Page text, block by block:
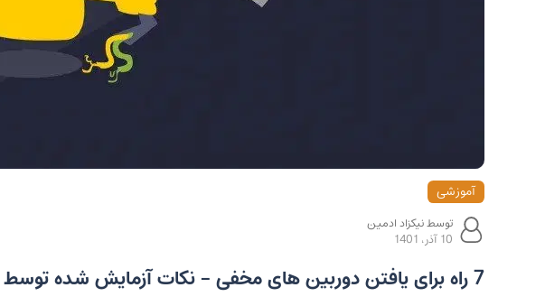
آموزشی
توسط نیکزاد ادمین
10 آذر، 1401
7 راه برای یافتن دوربین های مخفی - نکات آزمایش شده توسط متخصصان